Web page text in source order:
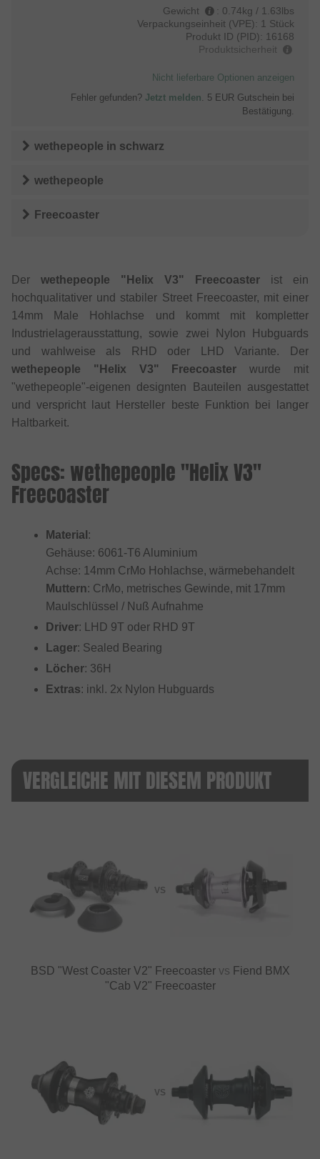
Gewicht : 0.74kg / 1.63lbs
Verpackungseinheit (VPE): 1 Stück
Produkt ID (PID): 16168
Produktsicherheit
Nicht lieferbare Optionen anzeigen
Fehler gefunden? Jetzt melden . 5 EUR Gutschein bei
Bestätigung.
wethepeople in schwarz
wethepeople
Freecoaster
Der wethepeople "Helix V3" Freecoaster ist ein
hochqualitativer und stabiler Street Freecoaster, mit einer
14mm Male Hohlachse und kommt mit kompletter
Industrielagerausstattung, sowie zwei Nylon Hubguards
und wahlweise als RHD oder LHD Variante. Der
wethepeople "Helix V3" Freecoaster wurde mit
"wethepeople"-eigenen designten Bauteilen ausgestattet
und verspricht laut Hersteller beste Funktion bei langer
Haltbarkeit.
Specs: wethepeople "Helix V3"
Freecoaster
Material :
Gehäuse: 6061-T6 Aluminium
Achse: 14mm CrMo Hohlachse, wärmebehandelt
Muttern: CrMo, metrisches Gewinde, mit 17mm
Maulschlüssel / Nuß Aufnahme
Driver: LHD 9T oder RHD 9T
Lager: Sealed Bearing
Löcher: 36H
Extras: inkl. 2x Nylon Hubguards
VERGLEICHE MIT DIESEM PRODUKT
VS
BSD "West Coaster V2" Freecoaster vs Fiend BMX
"Cab V2" Freecoaster
VS